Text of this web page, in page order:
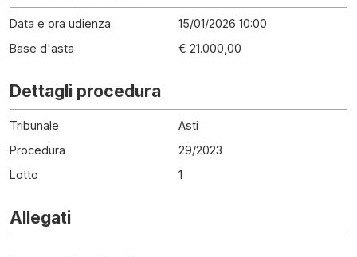
Data e ora udienza
15/01/2026 10:00
Base d'asta
€ 21.000,00
Dettagli procedura
Tribunale
Asti
Procedura
29/2023
Lotto
1
Allegati